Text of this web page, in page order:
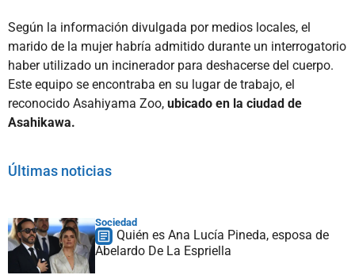
Según la información divulgada por medios locales, el
marido de la mujer habría admitido durante un interrogatorio
haber utilizado un incinerador para deshacerse del cuerpo.
Este equipo se encontraba en su lugar de trabajo, el
reconocido Asahiyama Zoo, ubicado en la ciudad de
Asahikawa.
Últimas noticias
Sociedad
Quién es Ana Lucía Pineda, esposa de
Abelardo De La Espriella